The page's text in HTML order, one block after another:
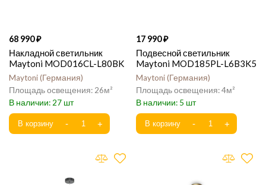
68 990
Накладной светильник
Maytoni MOD016CL-L80BK
Maytoni Германия
26
27
17 990
Подвесной светильник
Maytoni MOD185PL-L6B3K5
Maytoni Германия
4
5